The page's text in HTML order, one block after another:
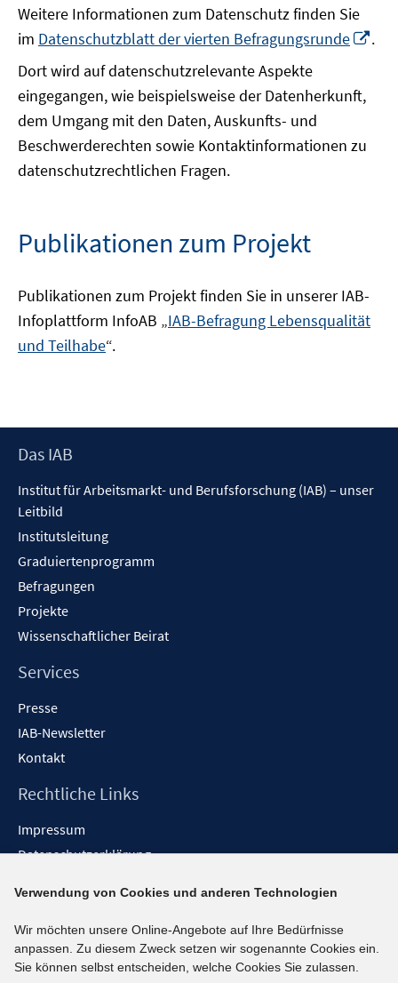
Weitere Informationen zum Datenschutz finden Sie
im Datenschutzblatt der vierten Befragungsrunde
.
Dort wird auf datenschutzrelevante Aspekte
eingegangen, wie beispielsweise der Datenherkunft,
dem Umgang mit den Daten, Auskunfts- und
Beschwerderechten sowie Kontaktinformationen zu
datenschutzrechtlichen Fragen.
Publikationen zum Projekt
Publikationen zum Projekt finden Sie in unserer IAB-
Infoplattform InfoAB „IAB-Befragung Lebensqualität
und Teilhabe“.
Footer
Das IAB
Institut für Arbeitsmarkt- und Berufsforschung (IAB) – unser
Leitbild
Institutsleitung
Graduiertenprogramm
Befragungen
Projekte
Wissenschaftlicher Beirat
Services
Presse
IAB-Newsletter
Kontakt
Rechtliche Links
Impressum
Datenschutzerklärung
Barrieren melden
Social-Media-Kanäle
BlueSky
Verwendung von Cookies und anderen Technologien
Wir möchten unsere Online-Angebote auf Ihre Bedürfnisse
anpassen. Zu diesem Zweck setzen wir sogenannte Cookies ein.
Sie können selbst entscheiden, welche Cookies Sie zulassen.